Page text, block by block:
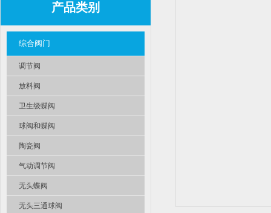
产品类别
综合阀门
调节阀
放料阀
卫生级蝶阀
球阀和蝶阀
陶瓷阀
气动调节阀
无头蝶阀
无头三通球阀